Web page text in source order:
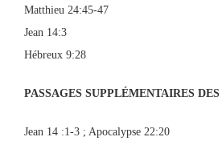
Matthieu 24:45-47
Jean 14:3
Hébreux 9:28
PASSAGES SUPPLÉMENTAIRES DES
Jean 14 :1-3 ; Apocalypse 22:20